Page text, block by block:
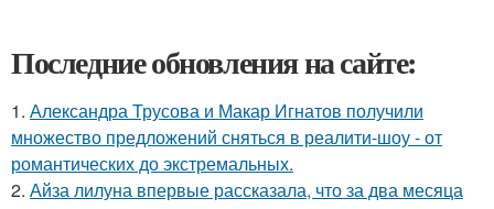
Последние обновления на сайте:
1. Александра Трусова и Макар Игнатов получили
множество предложений сняться в реалити-шоу - от
романтических до экстремальных.
2. Айза лилуна впервые рассказала, что за два месяца